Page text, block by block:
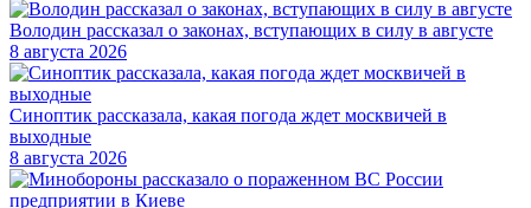
Володин рассказал о законах, вступающих в силу в августе
8 августа 2026
Синоптик рассказала, какая погода ждет москвичей в
выходные
8 августа 2026